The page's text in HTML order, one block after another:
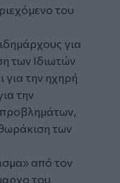
του
για
των Ιδιωτών
για την ηχηρή
την
των
από τον
του